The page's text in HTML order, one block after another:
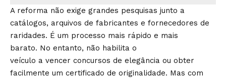
A reforma não exige grandes pesquisas junto a
catálogos, arquivos de fabricantes e fornecedores de
raridades. É um processo mais rápido e mais
barato. No entanto, não habilita o
veículo a vencer concursos de elegância ou obter
facilmente um certificado de originalidade. Mas com